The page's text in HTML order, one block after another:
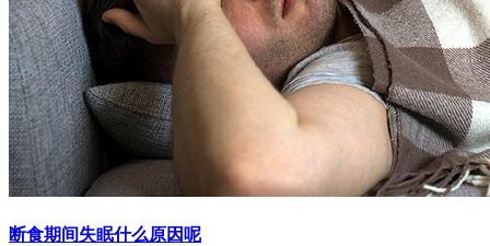
断食期间失眠什么原因呢